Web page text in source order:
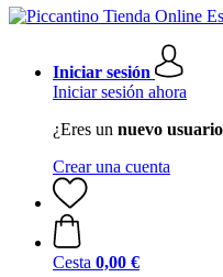
Iniciar sesión
Iniciar sesión ahora
¿Eres un nuevo
Crear una cuenta
Cesta 0,00 €